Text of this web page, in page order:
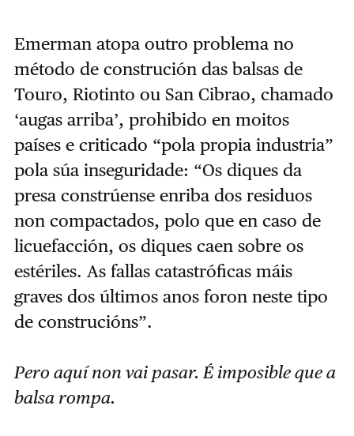
Emerman atopa outro problema no
método de construción das balsas de
Touro, Riotinto ou San Cibrao, chamado
‘augas arriba’, prohibido en moitos
países e criticado “pola propia industria”
pola súa inseguridade: “Os diques da
presa constrúense enriba dos residuos
non compactados, polo que en caso de
licuefacción, os diques caen sobre os
estériles. As fallas catastróficas máis
graves dos últimos anos foron neste tipo
de construcións”.
Pero aquí non vai pasar. É imposible que a
balsa rompa.